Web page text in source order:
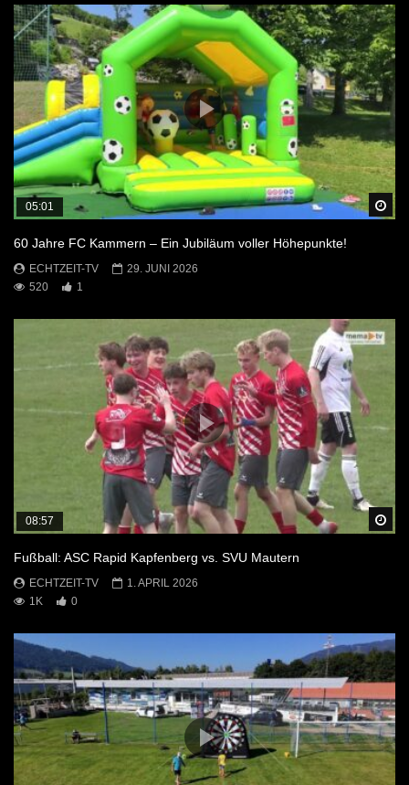
05:01
60 Jahre FC Kammern – Ein Jubiläum voller Höhepunkte!
ECHTZEIT-TV
29. JUNI 2026
520
1
08:57
Fußball: ASC Rapid Kapfenberg vs. SVU Mautern
ECHTZEIT-TV
1. APRIL 2026
1K
0